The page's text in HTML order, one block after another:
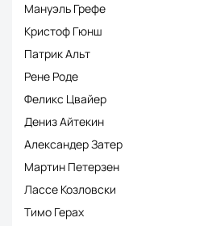
Мануэль Грефе
Кристоф Гюнш
Патрик Альт
Рене Роде
Феликс Цвайер
Дениз Айтекин
Александер Затер
Мартин Петерзен
Лассе Козловски
Тимо Герах